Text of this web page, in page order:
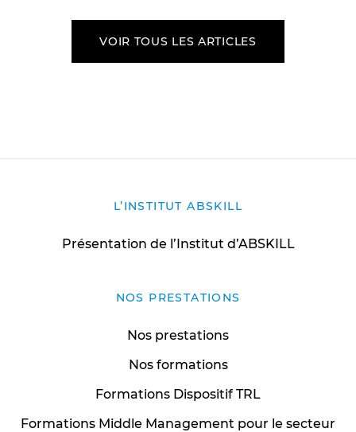
VOIR TOUS LES ARTICLES
L’INSTITUT ABSKILL
Présentation de l’Institut d’ABSKILL
NOS PRESTATIONS
Nos prestations
Nos formations
Formations Dispositif TRL
Formations Middle Management pour le secteur